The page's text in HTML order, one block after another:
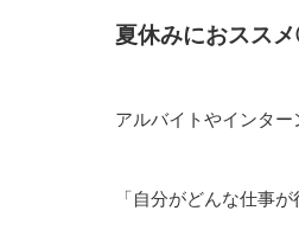
夏休みにおスス
アルバイトやインター
「自分がどんな仕事